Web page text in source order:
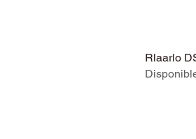
Rlaarlo